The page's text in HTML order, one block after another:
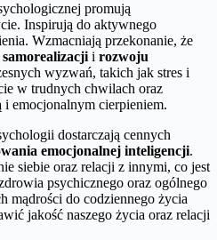
promują
Inspirują do aktywnego
Wzmacniają przekonanie, że
samorealizacji i rozwoju
wyzwań, takich jak stres i
w trudnych chwilach oraz
i emocjonalnym cierpieniem.
dostarczają cennych
emocjonalnej inteligencji.
siebie oraz relacji z innymi, co jest
psychicznego oraz ogólnego
mądrości do codziennego życia
jakość naszego życia oraz relacji